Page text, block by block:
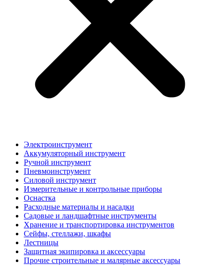
Электроинструмент
Аккумуляторный инструмент
Ручной инструмент
Пневмоинструмент
Силовой инструмент
Измерительные и контрольные приборы
Оснастка
Расходные материалы и насадки
Садовые и ландшафтные инструменты
Хранение и транспортировка инструментов
Сейфы, стеллажи, шкафы
Лестницы
Защитная экипировка и аксессуары
Прочие строительные и малярные аксессуары